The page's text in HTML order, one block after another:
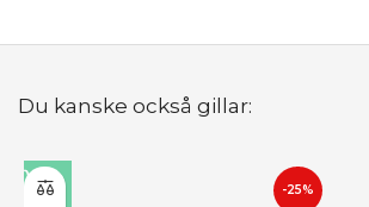
Du kanske också gillar:
-25%